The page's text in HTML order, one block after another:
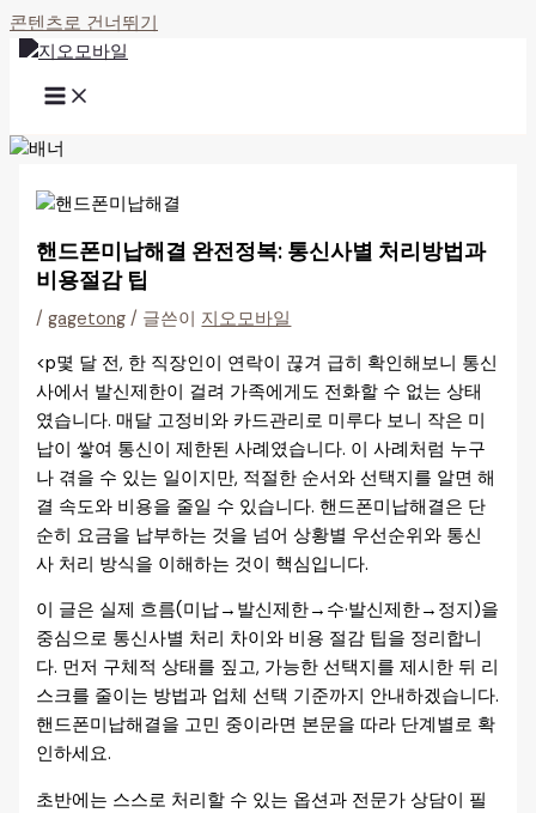
콘텐츠로 건너뛰기
핸드폰미납해결 완전정복: 통신사별 처리방법과
비용절감 팁
/gagetong / 글쓴이 지오모바일
<p몇 달 전, 한 직장인이 연락이 끊겨 급히 확인해보니 통신
사에서 발신제한이 걸려 가족에게도 전화할 수 없는 상태
였습니다. 매달 고정비와 카드관리로 미루다 보니 작은 미
납이 쌓여 통신이 제한된 사례였습니다. 이 사례처럼 누구
나 겪을 수 있는 일이지만, 적절한 순서와 선택지를 알면 해
결 속도와 비용을 줄일 수 있습니다. 핸드폰미납해결은 단
순히 요금을 납부하는 것을 넘어 상황별 우선순위와 통신
사 처리 방식을 이해하는 것이 핵심입니다.
이 글은 실제 흐름(미납→발신제한→수·발신제한→정지)을
중심으로 통신사별 처리 차이와 비용 절감 팁을 정리합니
다. 먼저 구체적 상태를 짚고, 가능한 선택지를 제시한 뒤 리
스크를 줄이는 방법과 업체 선택 기준까지 안내하겠습니다.
핸드폰미납해결을 고민 중이라면 본문을 따라 단계별로 확
인하세요.
초반에는 스스로 처리할 수 있는 옵션과 전문가 상담이 필